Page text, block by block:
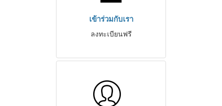
เข้าร่วมกับเรา
ลงทะเบียนฟรี